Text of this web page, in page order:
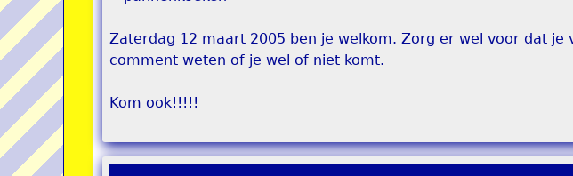
Zaterdag 12 maart 2005 ben je welkom. Zorg er wel voor dat je
comment weten of je wel of niet komt.
Kom ook!!!!!